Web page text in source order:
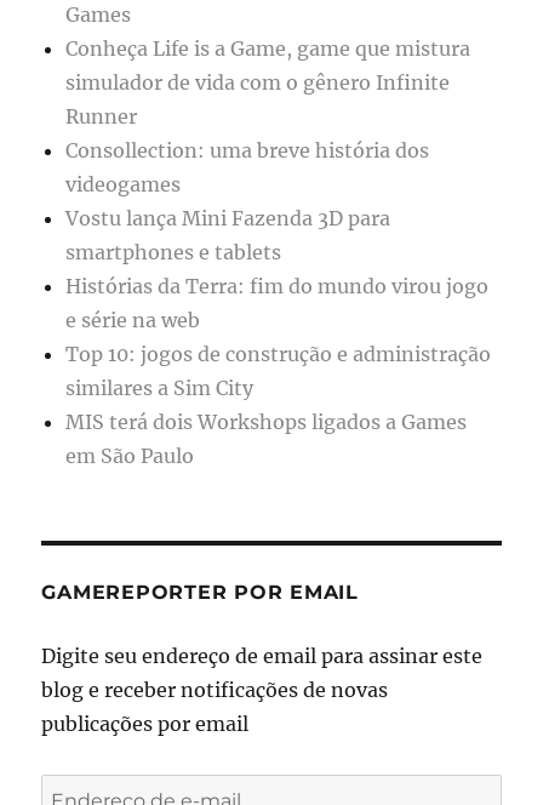
Games
Conheça Life is a Game, game que mistura
simulador de vida com o gênero Infinite
Runner
Consollection: uma breve história dos
videogames
Vostu lança Mini Fazenda 3D para
smartphones e tablets
Histórias da Terra: fim do mundo virou jogo
e série na web
Top 10: jogos de construção e administração
similares a Sim City
MIS terá dois Workshops ligados a Games
em São Paulo
GAMEREPORTER POR EMAIL
Digite seu endereço de email para assinar este
blog e receber notificações de novas
publicações por email
Endereço